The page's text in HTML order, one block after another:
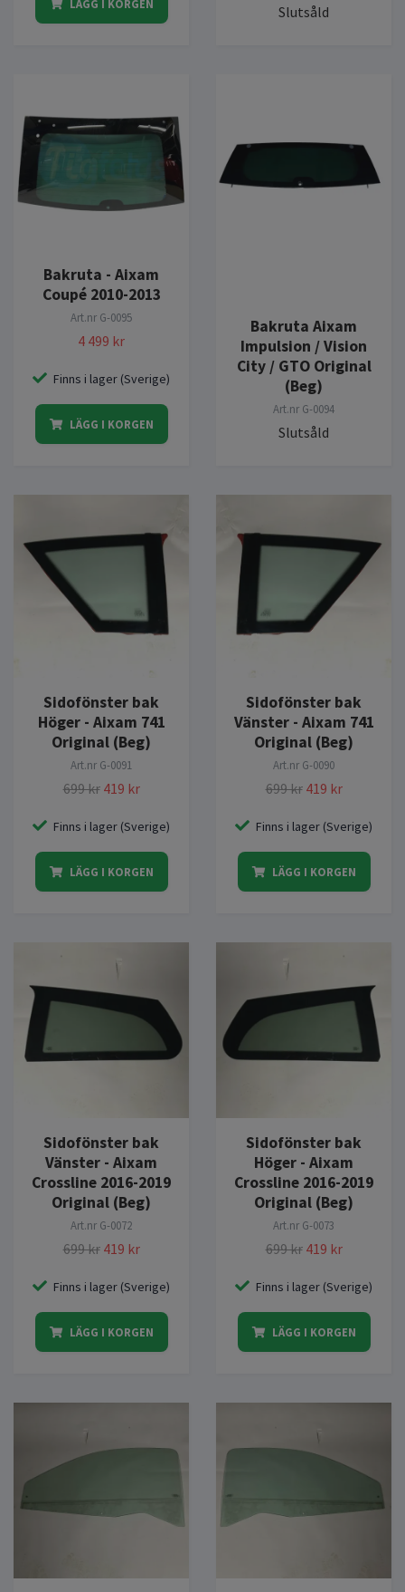
LÄGG I KORGEN Slutsåld
Bakruta - Aixam
Coupé 2010-2013
Art.nr G-0095
4 499 kr
Finns i lager (Sverige)
LÄGG I KORGEN
Bakruta Aixam
Impulsion / Vision
City / GTO Original
(Beg)
Art.nr G-0094
Slutsåld
Sidofönster bak
Höger - Aixam 741
Original (Beg)
Art.nr G-0091
699 kr 419 kr
Finns i lager (Sverige)
LÄGG I KORGEN
Sidofönster bak
Vänster - Aixam 741
Original (Beg)
Art.nr G-0090
699 kr 419 kr
Finns i lager (Sverige)
LÄGG I KORGEN
Sidofönster bak
Vänster - Aixam
Crossline 2016-2019
Original (Beg)
Art.nr G-0072
699 kr 419 kr
Finns i lager (Sverige)
LÄGG I KORGEN
Sidofönster bak
Höger - Aixam
Crossline 2016-2019
Original (Beg)
Art.nr G-0073
699 kr 419 kr
Finns i lager (Sverige)
LÄGG I KORGEN